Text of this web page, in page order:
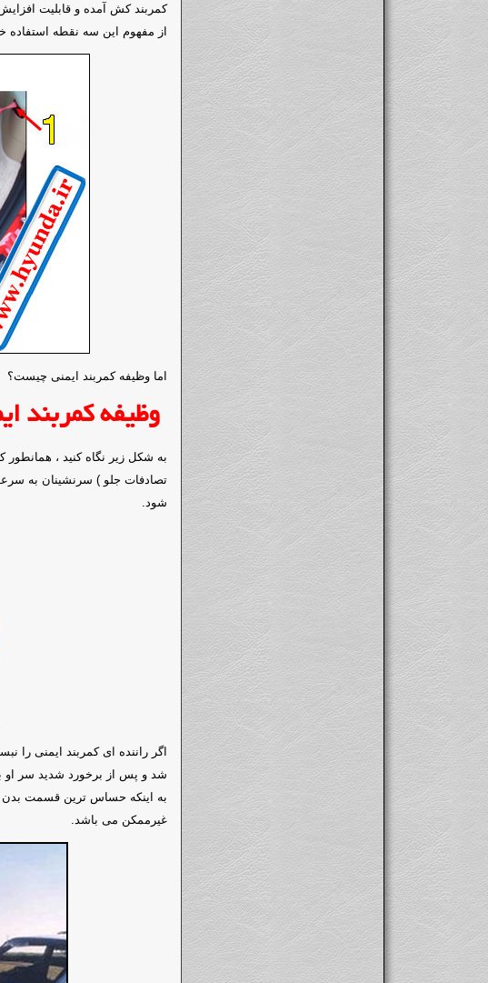
کمربند کش آمده و قابلیت
از مفهوم این سه نقطه استفاده
اما وظیفه کمربند ایمنی چیست؟
وظیفه کمربند
به شکل زیر نگاه کنید ،
تصادفات جلو ) سرنشینان به
شود.
اگر راننده ای کمربند ایمنی را
شد و پس از برخورد شدید سر او
به اینکه حساس ترین قسمت بدن
غیرممکن می باشد.